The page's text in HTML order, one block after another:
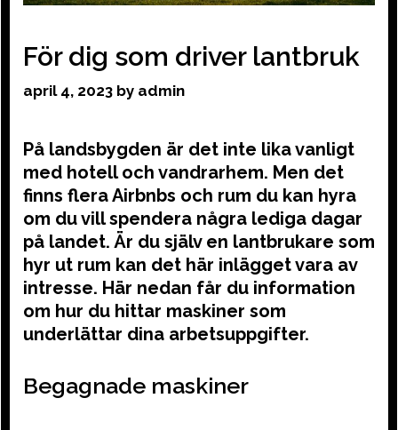
För dig som driver lantbruk
april 4, 2023 by admin
På landsbygden är det inte lika vanligt
med hotell och vandrarhem. Men det
finns flera Airbnbs och rum du kan hyra
om du vill spendera några lediga dagar
på landet. Är du själv en lantbrukare som
hyr ut rum kan det här inlägget vara av
intresse. Här nedan får du information
om hur du hittar maskiner som
underlättar dina arbetsuppgifter.
Begagnade maskiner